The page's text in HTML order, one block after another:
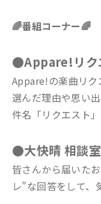
🌈番組コーナー🌈
●Appare!リク
Appare!の楽曲リク
選んだ理由や思い
件名「リクエスト」
●大快晴 相談室
皆さんから届いた
レ”な回答をして、